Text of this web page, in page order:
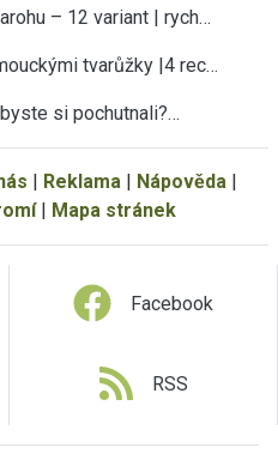
– 12 variant | rych…
tvarůžky |4 rec…
si pochutnali?…
| Reklama| Nápověda|
| Mapa stránek
Facebook
RSS